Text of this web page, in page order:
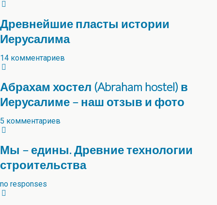
Древнейшие пласты истории
Иерусалима
14 комментариев
Абрахам хостел (Abraham hostel) в
Иерусалиме – наш отзыв и фото
5 комментариев
Мы – едины. Древние технологии
строительства
no responses